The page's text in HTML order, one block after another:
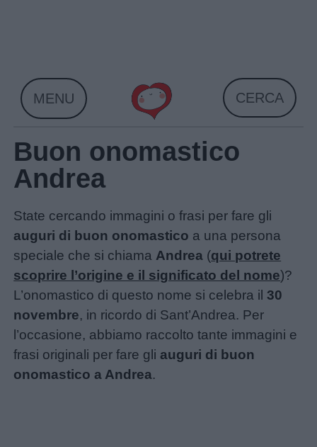
MENU CERCA
Buon onomastico
Andrea
State cercando immagini o frasi per fare gli
auguri di buon onomastico a una persona
speciale che si chiama Andrea (qui potrete
scoprire l’origine e il significato del nome)?
L’onomastico di questo nome si celebra il30
novembre, in ricordo di Sant’Andrea. Per
l’occasione, abbiamo raccolto tante immagini e
frasi originali per fare gliauguri di buon
onomastico a Andrea.